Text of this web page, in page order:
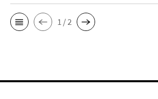
1 / 2